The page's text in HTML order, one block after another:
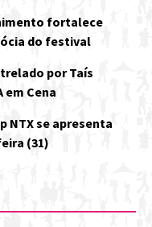
fortalece
do festival
por Taís
em Cena
NTX se apresenta
(31)